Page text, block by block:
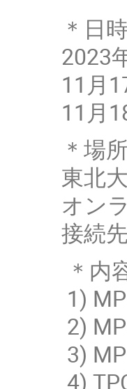
＊日
2023
11月
11月
＊場所
東北
オン
接続先
＊内
1)
2)
3)
4)